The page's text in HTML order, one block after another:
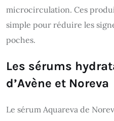
microcirculation. Ces
simple pour réduire les
poches.
Les sérums
d’Avène et Noreva
Le sérum Aquareva de